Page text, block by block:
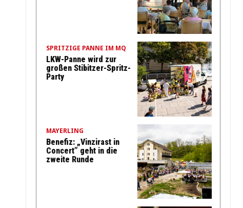
SPRITZIGE PANNE IM MQ
LKW-Panne wird zur
großen Stibitzer-Spritz-
Party
MAYERLING
Benefiz: „Vinzirast in
Concert” geht in die
zweite Runde